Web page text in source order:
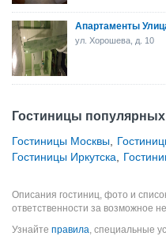
Апартаменты
ул. Хорошева, д. 10
Гостиницы
Гостиницы Москвы
Гостиницы Иркутска
Описания гостиниц, фото и
ответственности за возможное
Узнайте правила, специальные